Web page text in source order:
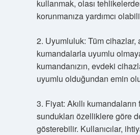
kullanmak, olası
korunmanıza yardımcı
2. Uyumluluk: Tüm cihazlar,
kumandalarla uyumlu
kumandanızın, evdeki
uyumlu olduğundan emin
3. Fiyat: Akıllı kumandaların
sundukları özelliklere göre
gösterebilir. Kullanıcılar,